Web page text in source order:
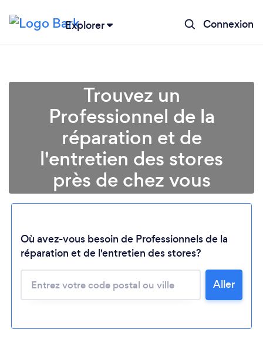
Explorer Connexion
Chargement...
Veuillez patienter...
Trouvez un
Professionnel de la
réparation et de
l'entretien des stores
près de chez vous
Où avez-vous besoin de Professionnels de la
réparation et de l'entretien des stores?
Aller